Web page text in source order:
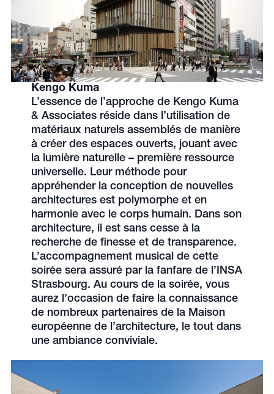
Kengo Kuma
L’essence de l’approche de Kengo Kuma
& Associates réside dans l’utilisation de
matériaux naturels assemblés de manière
à créer des espaces ouverts, jouant avec
la lumière naturelle – première ressource
universelle. Leur méthode pour
appréhender la conception de nouvelles
architectures est polymorphe et en
harmonie avec le corps humain. Dans son
architecture, il est sans cesse à la
recherche de finesse et de transparence.
L’accompagnement musical de cette
soirée sera assuré par la fanfare de l’INSA
Strasbourg. Au cours de la soirée, vous
aurez l’occasion de faire la connaissance
de nombreux partenaires de la Maison
européenne de l’architecture, le tout dans
une ambiance conviviale.